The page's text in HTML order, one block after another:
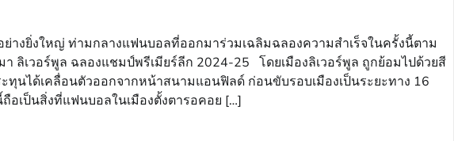
างยิ่งใหญ่ ท่ามกลางแฟนบอลที่ออกมาร่วมเฉลิมฉลองความสำเร็จในครั้งนี้ตาม
เวอร์พูล ฉลองแชมป์พรีเมียร์ลีก 2024-25 โดยเมืองลิเวอร์พูล ถูกย้อมไปด้วยสี
ทุนได้เคลื่อนตัวออกจากหน้าสนามแอนฟิลด์ ก่อนขับรอบเมืองเป็นระยะทาง 16
เป็นสิ่งที่แฟนบอลในเมืองตั้งตารอคอย […]